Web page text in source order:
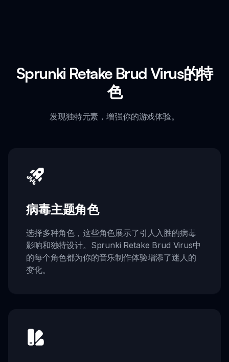
Sprunki Retake Brud Virus的特
色
发现独特元素，增强你的游戏体验。
病毒主题角色
选择多种角色，这些角色展示了引人入胜的病毒
影响和独特设计。Sprunki Retake Brud Virus中
的每个角色都为你的音乐制作体验增添了迷人的
变化。